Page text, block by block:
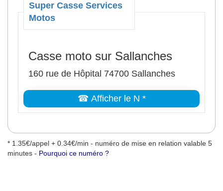
Super Casse Services
Motos
Casse moto sur Sallanches
160 rue de Hôpital 74700 Sallanches
☎ Afficher le N *
* 1.35€/appel + 0.34€/min - numéro de mise en relation valable 5
minutes - Pourquoi ce numéro ?